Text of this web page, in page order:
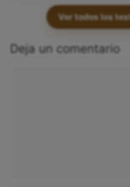
Ver todos los
Deja un comentario